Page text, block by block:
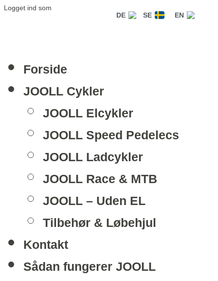
Logget ind som
Forside
JOOLL Cykler
JOOLL Elcykler
JOOLL Speed Pedelecs
JOOLL Ladcykler
JOOLL Race & MTB
JOOLL – Uden EL
Tilbehør & Løbehjul
Kontakt
Sådan fungerer JOOLL
DE SE EN